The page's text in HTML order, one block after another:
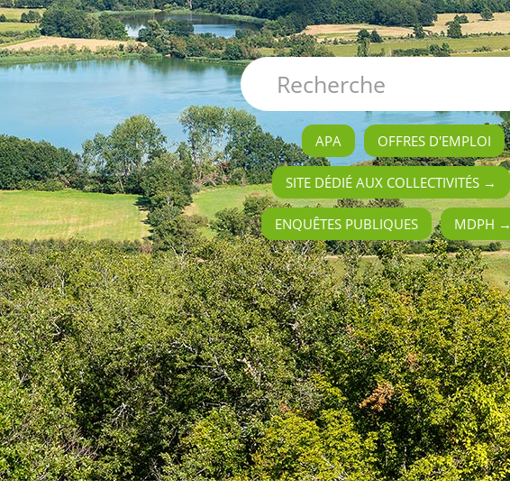
APA OFFRES D'EMPLOI
SITE DÉDIÉ AUX COLLECTIVITÉS →
ENQUÊTES PUBLIQUES MDPH →